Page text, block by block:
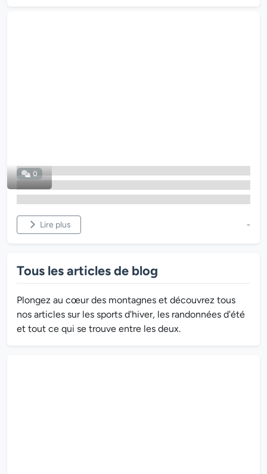
0
Lire plus -
Tous les articles de blog
Plongez au cœur des montagnes et découvrez tous
nos articles sur les sports d'hiver, les randonnées d'été
et tout ce qui se trouve entre les deux.